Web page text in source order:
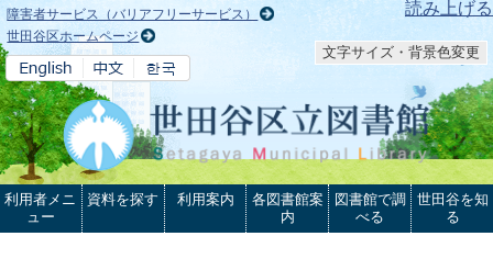
本文へ 読み上げる
障害者サービス（バリアフリーサービス）
世田谷区ホームページ
文字サイズ・背景色変更
利用者メニ
ュー
資料を探す 利用案内
各図書館案
内
図書館で調
べる
世田谷を知
る